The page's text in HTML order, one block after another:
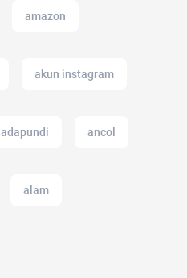
amazon
akun instagram
adapundi ancol
alam